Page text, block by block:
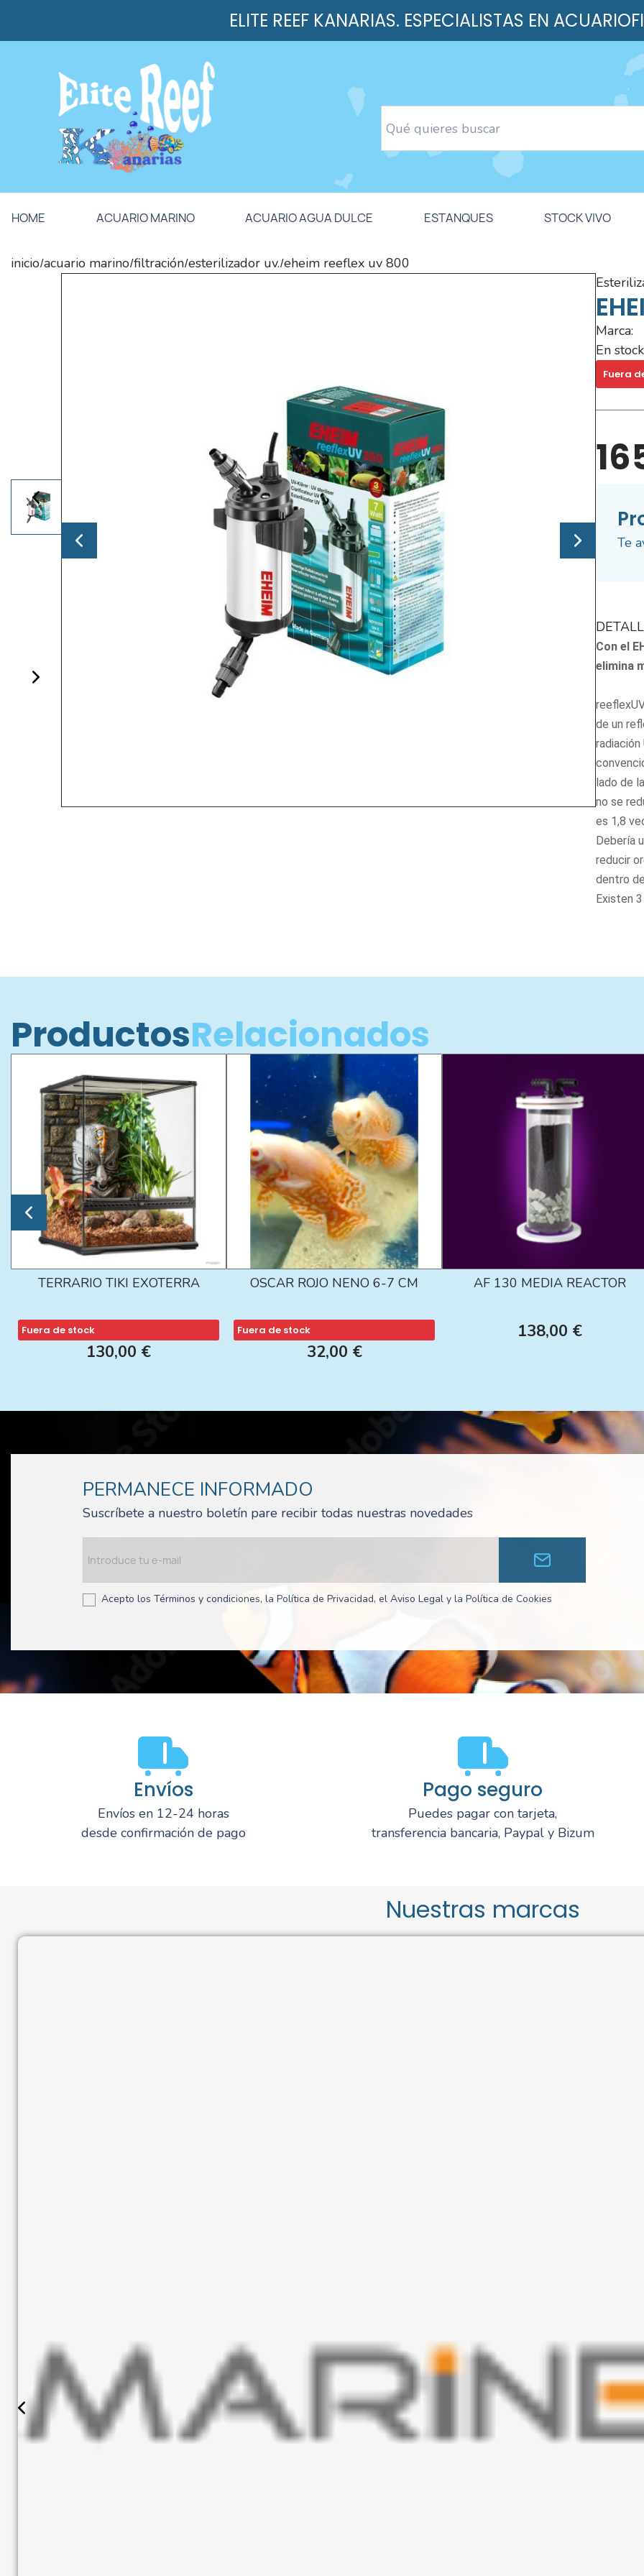
ELITE REEF KANARIAS. ESPECIALISTAS EN
HOME ACUARIO MARINO ACUARIO AGUA DULCE ESTANQUES STOCK VIVO
inicio/acuario marino/filtración/esterilizador uv./eheim reeflex uv 800
Marca:
En
Fuera
Te
Con el
elimina
de un
radiación
lado de
no se
es 1,8
Debería
reducir
dentro
Existen
ProductosRelacionados
TERRARIO TIKI EXOTERRA
Fuera de stock
130,00 €
OSCAR ROJO NENO 6-7 CM
Fuera de stock
32,00 €
AF 130 MEDIA REACTOR
138,00 €
PERMANECE INFORMADO
Suscríbete a nuestro boletín pare recibir todas nuestras novedades
Acepto los Términos y condiciones, la Política de Privacidad, el Aviso Legal y la Política de Cookies
Envíos
Envíos en 12-24 horas
desde confirmación de pago
Pago seguro
Puedes pagar con tarjeta,
transferencia bancaria, Paypal y Bizum
Nuestras marcas